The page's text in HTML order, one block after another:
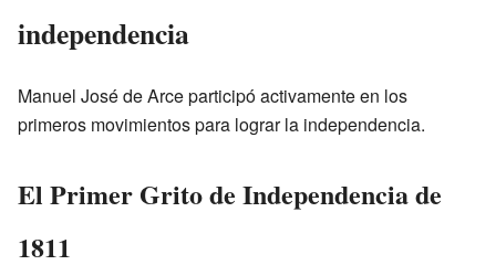
independencia
Manuel José de Arce participó activamente en los
primeros movimientos para lograr la independencia.
El Primer Grito de Independencia de
1811